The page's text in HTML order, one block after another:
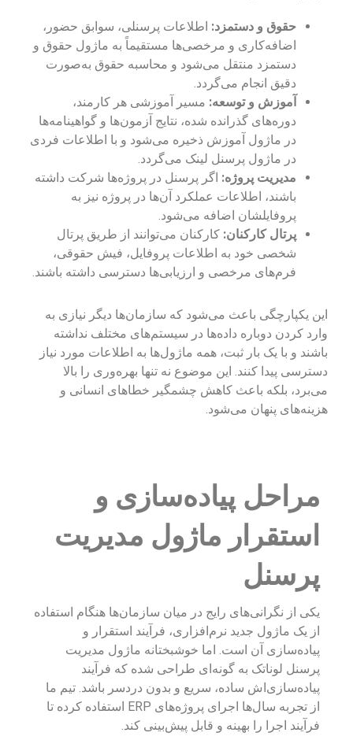
حقوق و دستمزد: اطلاعات پرسنلی، سوابق حضور،
اضافه‌کاری و مرخصی‌ها مستقیماً به ماژول حقوق و
دستمزد منتقل می‌شود و محاسبه حقوق به‌صورت
دقیق انجام می‌گردد.
آموزش و توسعه: مسیر آموزشی هر کارمند،
دوره‌های گذرانده شده، نتایج آزمون‌ها و گواهینامه‌ها
در ماژول آموزش ذخیره می‌شود و با اطلاعات فردی
در ماژول پرسنل لینک می‌گردد.
مدیریت پروژه: اگر پرسنل در پروژه‌ها شرکت داشته
باشند، اطلاعات عملکرد آن‌ها در پروژه نیز به
پروفایلشان اضافه می‌شود.
پرتال کارکنان: کارکنان می‌توانند از طریق پرتال
شخصی خود به اطلاعات پروفایل، فیش حقوقی،
فرم‌های مرخصی و ارزیابی‌ها دسترسی داشته باشند.
این یکپارچگی باعث می‌شود که سازمان‌ها دیگر نیازی به
وارد کردن دوباره داده‌ها در سیستم‌های مختلف نداشته
باشند و با یک بار ثبت، همه ماژول‌ها به اطلاعات مورد نیاز
دسترسی پیدا کنند. این موضوع نه تنها بهره‌وری را بالا
می‌برد، بلکه باعث کاهش چشمگیر خطاهای انسانی و
هزینه‌های پنهان می‌شود.
مراحل پیاده‌سازی و
استقرار ماژول مدیریت
پرسنل
یکی از نگرانی‌های رایج در میان سازمان‌ها هنگام استفاده
از یک ماژول جدید نرم‌افزاری، فرآیند استقرار و
پیاده‌سازی آن است. اما خوشبختانه ماژول مدیریت
پرسنل لوناتک به گونه‌ای طراحی شده که فرآیند
پیاده‌سازی‌اش ساده، سریع و بدون دردسر باشد. تیم ما
از تجربه سال‌ها اجرای پروژه‌های ERP استفاده کرده تا
فرآیند اجرا را بهینه و قابل پیش‌بینی کند.